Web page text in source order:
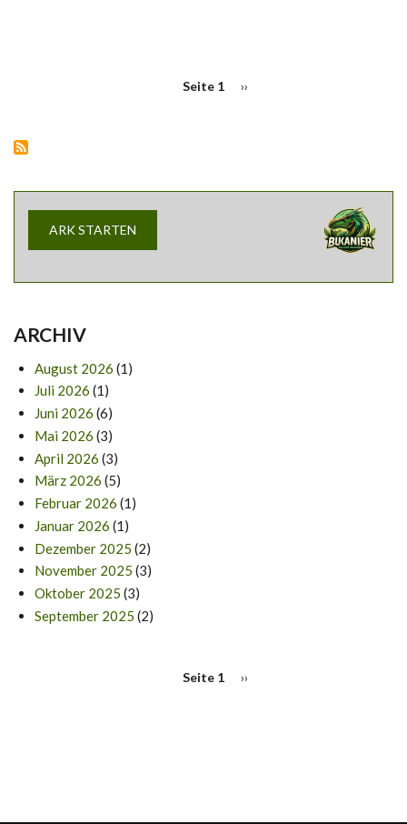
SEITENNUMMERIERUNG
Seite 1
Nächste
››
ARK STARTEN
ARCHIV
August 2026 (1)
Juli 2026 (1)
Juni 2026 (6)
Mai 2026 (3)
April 2026 (3)
März 2026 (5)
Februar 2026 (1)
Januar 2026 (1)
Dezember 2025 (2)
November 2025 (3)
Oktober 2025 (3)
September 2025 (2)
SEITENNUMMERIERUNG
Seite 1
Nächste
››